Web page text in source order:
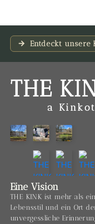
Entdeckt unsere
THE
a
Eine Vision
THE KINK ist mehr als
Lebensstil und ein Ort
unvergessliche